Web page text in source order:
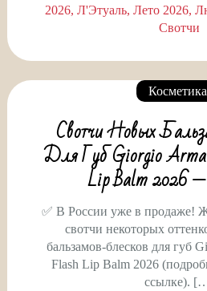
2026 Л'Этуаль Лето 2026
Свотчи
Косметика
Свотчи Новых
Для Губ Giorgio
Lip Balm 2026
✅ В России уже в продаже!
свотчи некоторых
бальзамов-блесков для губ
Flash Lip Balm 2026
ссылке).